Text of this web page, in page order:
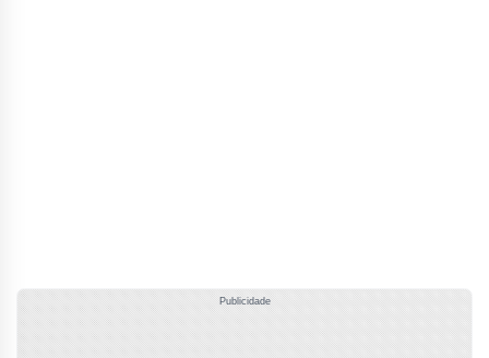
Publicidade